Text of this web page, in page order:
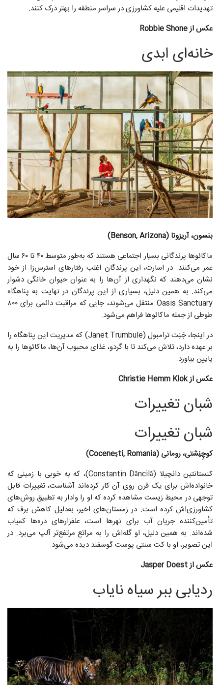
تهدیدات اقلیمی علیه کشاورزی در سراسر منطقه را بهتر درک کنند.
عکس از Robbie Shone
خانه‌ای ابدی
بنسون، آریزونا (Benson, Arizona)
ماکائوها پرندگانی بسیار اجتماعی هستند که به‌طور متوسط ۴۰ تا ۶۰ سال
عمر می‌کنند. در اسارت، این پرندگان اغلب رفتارهای استرس‌زا از خود
نشان می‌دهند که نگهداری از آن‌ها را به‌ عنوان حیوان خانگی دشوار
می‌کند. به همین دلیل، بسیاری از این پرندگان در نهایت به پناهگاه
Oasis Sanctuary منتقل می‌شوند، جایی که مراقبت دائمی برای ۸۰۰
طوطی از جمله ماکائوها فراهم می‌شود.
در اینجا، جَنِت ترامبول (Janet Trumbule) که مدیریت این پناهگاه را
بر عهده دارد، تلاش می‌کند تا با گردو، غذای محبوب آن‌ها، ماکائوها را به
پایین بیاورد.
عکس از Christie Hemm Klok
شبان تغییرات
شبان تغییرات
کوچِنِشتی، رومانی (Coceneşti, Romania)
کنستانتین دانچیلا (Constantin Dăncilă)، که به‌ خوبی با زمینی که
خانواده‌اش برای یک قرن روی آن کار کرده‌اند آشناست، تغییرات قابل‌
توجهی در محیط زیست مشاهده کرده که او را وادار به تطبیق روش‌های
کشاورزی‌اش کرده است. در زمستان‌های اخیر، به‌دلیل کاهش برف که
تأمین‌کننده جریان آب برای نهرها است، علفزارهای دره‌ها کمیاب
شده‌اند. به همین دلیل، او گله‌اش را به مراتع مرتفع‌تر آلپ می‌برد. در
این تصویر، او با کت سنتی پوست گوسفند دیده می‌شود.
عکس از Jasper Doest
ردیابی ببر سیاه نایاب